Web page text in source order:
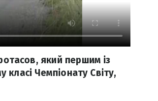
який першим із
класі Чемпіонату Світу,